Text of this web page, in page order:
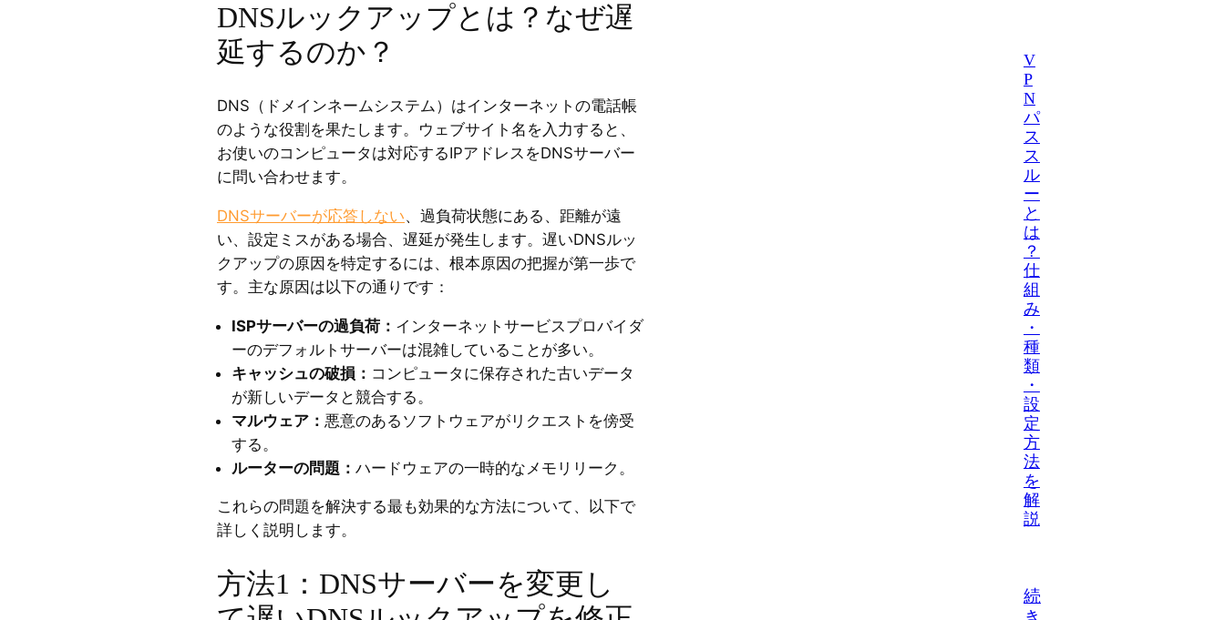
DNSルックアップとは？なぜ遅
延するのか？
DNS（ドメインネームシステム）はインターネットの電話帳
のような役割を果たします。ウェブサイト名を入力すると、
お使いのコンピュータは対応するIPアドレスをDNSサーバー
に問い合わせます。
DNSサーバーが応答しない、過負荷状態にある、距離が遠
い、設定ミスがある場合、遅延が発生します。遅いDNSルッ
クアップの原因を特定するには、根本原因の把握が第一歩で
す。主な原因は以下の通りです：
ISPサーバーの過負荷： インターネットサービスプロバイダ
ーのデフォルトサーバーは混雑していることが多い。
キャッシュの破損： コンピュータに保存された古いデータ
が新しいデータと競合する。
マルウェア： 悪意のあるソフトウェアがリクエストを傍受
する。
ルーターの問題： ハードウェアの一時的なメモリリーク。
これらの問題を解決する最も効果的な方法について、以下で
詳しく説明します。
方法1：DNSサーバーを変更し
V
P
N
パ
ス
ス
ル
ー
と
は
？
仕
組
み
・
種
類
・
設
定
方
法
を
解
説
続